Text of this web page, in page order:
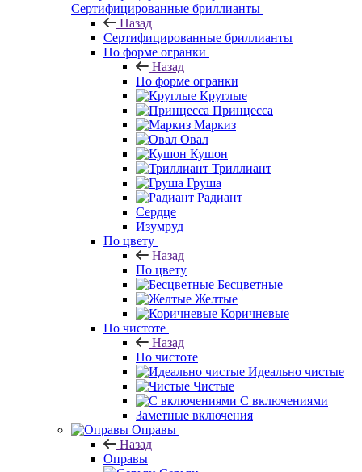
Сертифицированные бриллианты
Назад
Сертифицированные бриллианты
По форме огранки
Назад
По форме огранки
Круглые
Принцесса
Маркиз
Овал
Кушон
Триллиант
Груша
Радиант
Сердце
Изумруд
По цвету
Назад
По цвету
Бесцветные
Желтые
Коричневые
По чистоте
Назад
По чистоте
Идеально чистые
Чистые
С включениями
Заметные включения
Оправы
Назад
Оправы